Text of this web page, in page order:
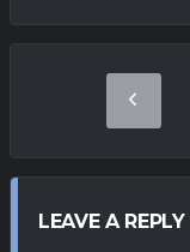
LEAVE A REPLY